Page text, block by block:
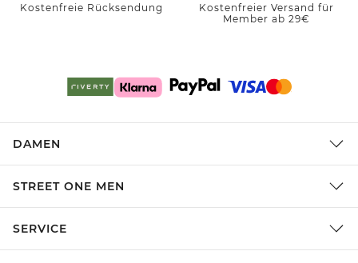
Kostenfreie Rücksendung
Kostenfreier Versand für
Member ab 29€
DAMEN
STREET ONE MEN
SERVICE